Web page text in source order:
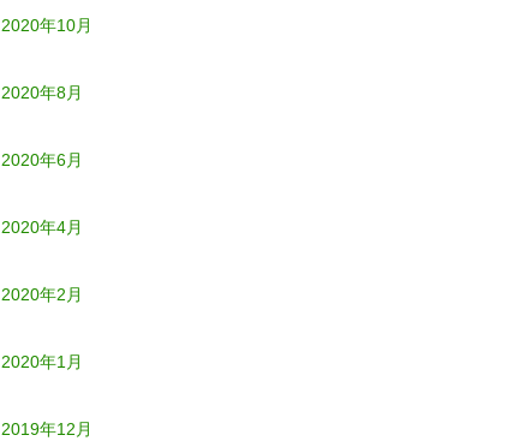
2020年10月
2020年8月
2020年6月
2020年4月
2020年2月
2020年1月
2019年12月